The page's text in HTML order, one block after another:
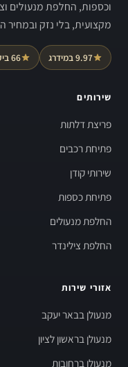
וכספות, החלפת מנעולים
מקצועית, בלי נזק ובמחיר
9.97 במידרג 66 ביקורות בגוגל
שירותים
פריצת דלתות
פתיחת רכבים
שירותי קודן
פתיחת כספות
החלפת מנעולים
החלפת צילינדר
אזורי שירות
מנעולן בבאר יעקב
מנעולן בראשון לציון
מנעולן ברחובות